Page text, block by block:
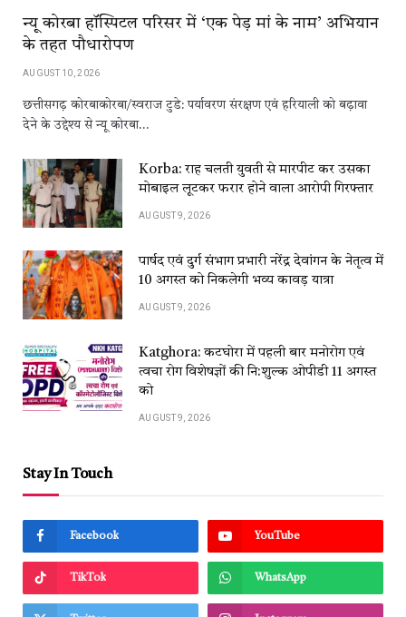
न्यू कोरबा हॉस्पिटल परिसर में ‘एक पेड़ मां के नाम’ अभियान
के तहत पौधारोपण
AUGUST 10, 2026
छत्तीसगढ़ कोरबाकोरबा/स्वराज टुडे: पर्यावरण संरक्षण एवं हरियाली को बढ़ावा
देने के उद्देश्य से न्यू कोरबा…
Korba: राह चलती युवती से मारपीट कर उसका
मोबाइल लूटकर फरार होने वाला आरोपी गिरफ्तार
AUGUST 9, 2026
पार्षद एवं दुर्ग संभाग प्रभारी नरेंद्र देवांगन के नेतृत्व में
10 अगस्त को निकलेगी भव्य कावड़ यात्रा
AUGUST 9, 2026
Katghora: कटघोरा में पहली बार मनोरोग एवं
त्वचा रोग विशेषज्ञों की नि:शुल्क ओपीडी 11 अगस्त
को
AUGUST 9, 2026
Stay In Touch
Facebook YouTube
TikTok WhatsApp